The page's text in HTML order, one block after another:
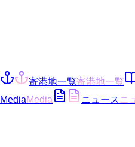
寄港地一覧寄港地一覧
MediaMedia ニュース ニ